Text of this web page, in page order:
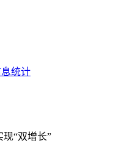
统计
“双增长”